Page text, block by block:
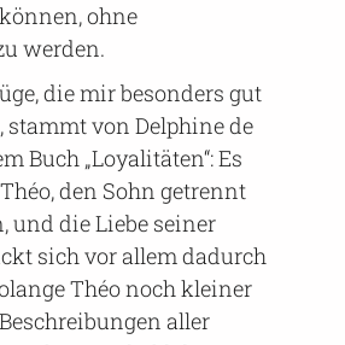
ohne
werden.
die mir besonders gut
stammt von Delphine de
Buch „Loyalitäten“: Es
den Sohn getrennt
und die Liebe seiner
sich vor allem dadurch
Théo noch kleiner
aller